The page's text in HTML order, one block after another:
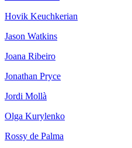
Hovik Keuchkerian
Jason Watkins
Joana Ribeiro
Jonathan Pryce
Jordi Mollà
Olga Kurylenko
Rossy de Palma